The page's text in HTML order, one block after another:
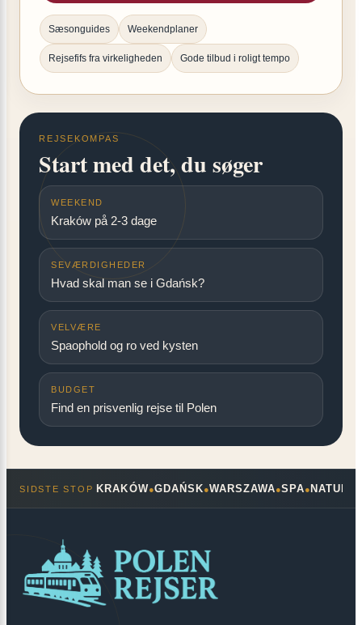
Sæsonguides Weekendplaner
Rejsefifs fra virkeligheden Gode tilbud i roligt tempo
REJSEKOMPAS
Start med det, du søger
WEEKEND
Kraków på 2-3 dage
SEVÆRDIGHEDER
Hvad skal man se i Gdańsk?
VELVÆRE
Spaophold og ro ved kysten
BUDGET
Find en prisvenlig rejse til Polen
SIDSTE STOP KRAKÓW●GDAŃSK●WARSZAWA●SPA● NATUR